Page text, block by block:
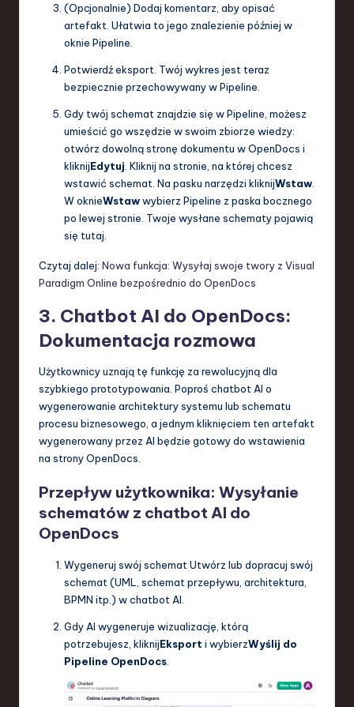
(Opcjonalnie) Dodaj komentarz, aby opisać
artefakt. Ułatwia to jego znalezienie później w
oknie Pipeline.
Potwierdź eksport. Twój wykres jest teraz
bezpiecznie przechowywany w Pipeline.
Gdy twój schemat znajdzie się w Pipeline, możesz
umieścić go wszędzie w swoim zbiorze wiedzy:
otwórz dowolną stronę dokumentu w OpenDocs i
kliknijEdytuj . Kliknij na stronie, na której chcesz
wstawić schemat. Na pasku narzędzi kliknijWstaw
W oknieWstawwybierz Pipeline z paska bocznego
po lewej stronie. Twoje wysłane schematy pojawią
się tutaj.
Czytaj dalej: Nowa funkcja: Wysyłaj swoje twory z Visual
Paradigm Online bezpośrednio do OpenDocs
3. Chatbot AI do OpenDocs:
Dokumentacja rozmowa
Użytkownicy uznają tę funkcję za rewolucyjną dla
szybkiego prototypowania. Poproś chatbot AI o
wygenerowanie architektury systemu lub schematu
procesu biznesowego, a jednym kliknięciem ten artefakt
wygenerowany przez AI będzie gotowy do wstawienia
na strony OpenDocs.
Przepływ użytkownika: Wysyłanie
schematów z chatbot AI do
OpenDocs
Wygeneruj swój schemat Utwórz lub dopracuj swój
schemat (UML, schemat przepływu, architektura,
BPMN itp.) w chatbot AI.
Gdy AI wygeneruje wizualizację, którą
potrzebujesz, kliknijEksport i wybierzWyślij do
Pipeline OpenDocs